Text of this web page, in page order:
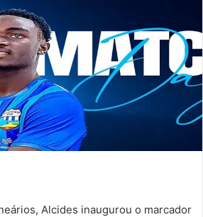
Alcides inaugurou o marcador